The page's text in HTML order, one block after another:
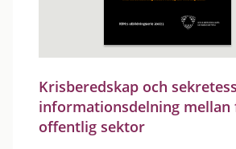
Krisberedskap och
informationsdelning mellan
offentlig sektor